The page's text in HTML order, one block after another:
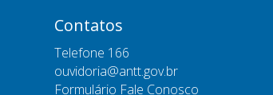
Contatos
Telefone 166
ouvidoria@antt.gov.br
Formulário Fale Conosco